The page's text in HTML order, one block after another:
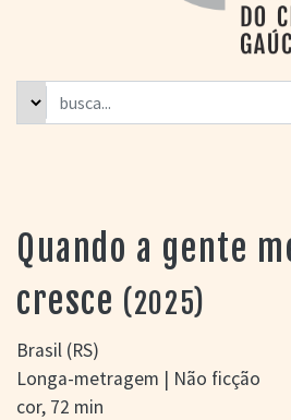
> GRADE SEMANAL
> PREÇOS E
DESCONTOS
CINEMA GAÚCHO
> APRESENTAÇÃO
> BUSCA AVANÇADA
> FILMOGRAFIAS DE
CINEASTAS
> DISCOGRAFIAS
> BIBLIOGRAFIAS
Quando a gente
cresce (2025)
Brasil (RS)
Longa-metragem | Não ficção
cor, 72 min